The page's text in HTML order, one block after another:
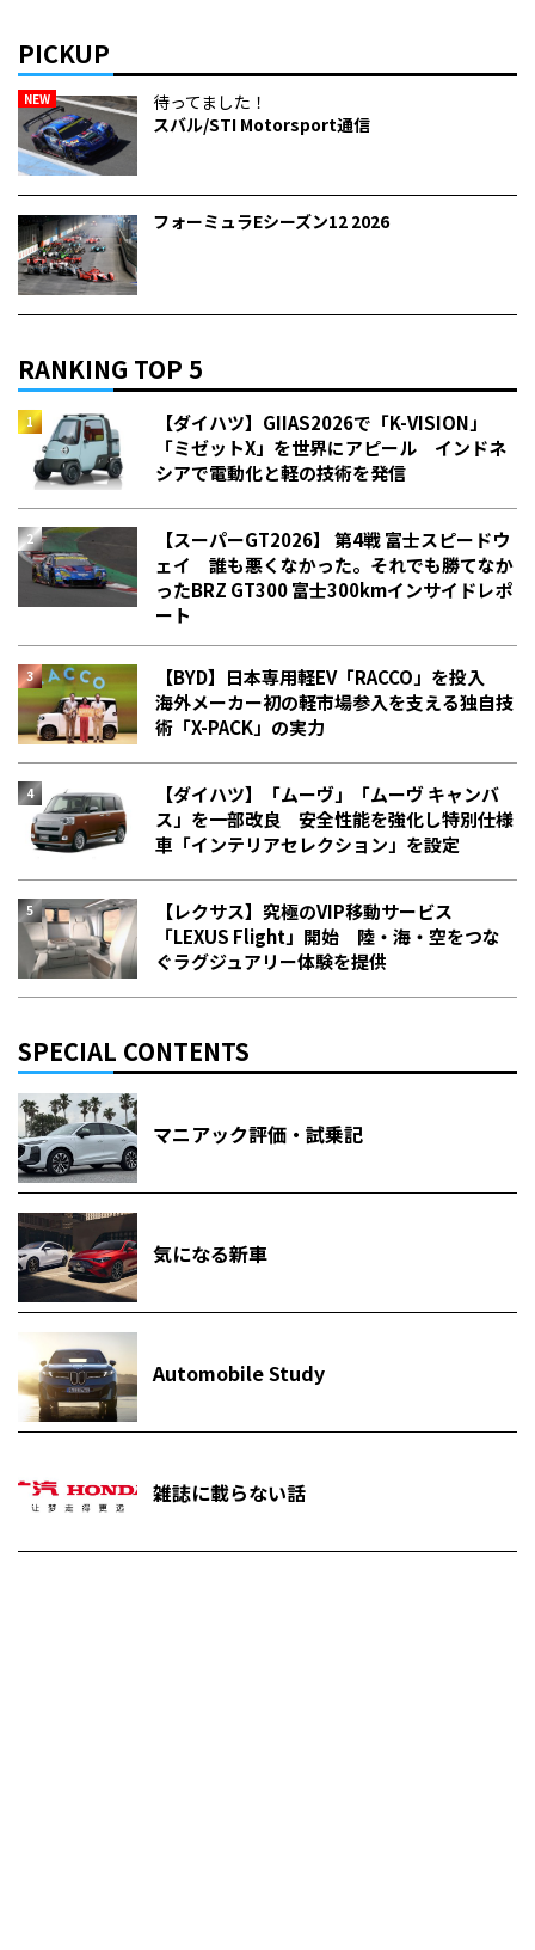
PICKUP
NEW
待ってました！
スバル/STI Motorsport通信
フォーミュラEシーズン12 2026
RANKING TOP 5
【ダイハツ】GIIAS2026で「K-VISION」
「ミゼットX」を世界にアピール インドネ
シアで電動化と軽の技術を発信
【スーパーGT2026】 第4戦 富士スピードウ
ェイ 誰も悪くなかった。それでも勝てなか
った――BRZ GT300 富士300kmインサイドレポ
ート
【BYD】日本専用軽EV「RACCO」を投入
海外メーカー初の軽市場参入を支える独自技
術「X-PACK」の実力
【ダイハツ】「ムーヴ」「ムーヴ キャンバ
ス」を一部改良 安全性能を強化し特別仕様
車「インテリアセレクション」を設定
【レクサス】究極のVIP移動サービス
「LEXUS Flight」開始 陸・海・空をつな
ぐラグジュアリー体験を提供
SPECIAL CONTENTS
マニアック評価・試乗記
気になる新車
Automobile Study
雑誌に載らない話